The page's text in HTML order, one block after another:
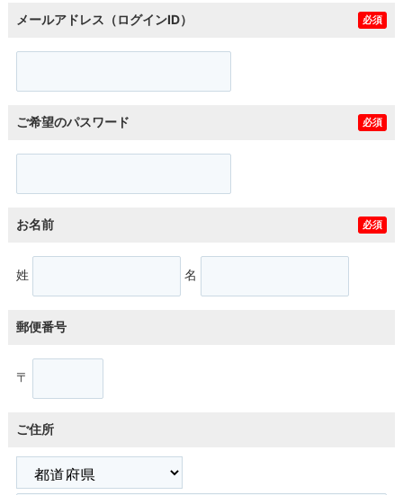
メールアドレス（ログインID） 必須
ご希望のパスワード 必須
お名前 必須
姓 名
郵便番号
〒
ご住所